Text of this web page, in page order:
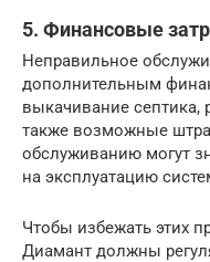
5. Финансовые
Неправильное
дополнительным
выкачивание септика,
также возможные
обслуживанию могут
на эксплуатацию
Чтобы избежать этих
Диамант должны